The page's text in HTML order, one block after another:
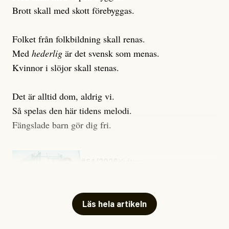
Brott skall med skott förebyggas.
Folket från folkbildning skall renas.
Med hederlig är det svensk som menas.
Kvinnor i slöjor skall stenas.
Det är alltid dom, aldrig vi.
Så spelas den här tidens melodi.
Fängslade barn gör dig fri.
Läs hela artikeln